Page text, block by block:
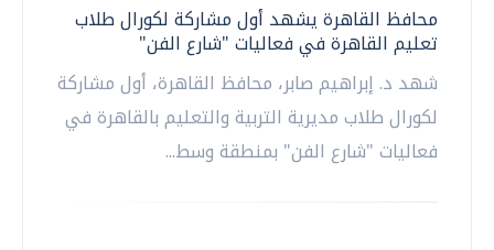
محافظ القاهرة يشهد أول مشاركة لكورال طلاب
تعليم القاهرة في فعاليات "شارع الفن"
شهد د. إبراهيم صابر، محافظ القاهرة، أول مشاركة
لكورال طلاب مديرية التربية والتعليم بالقاهرة في
فعاليات "شارع الفن" بمنطقة وسط...